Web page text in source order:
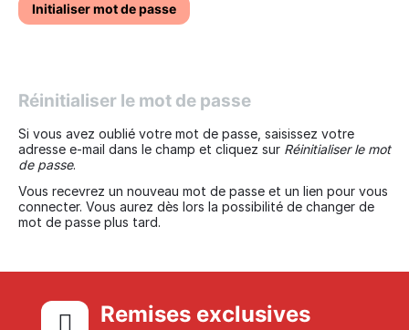
Initialiser mot de passe
Réinitialiser le mot de passe
Si vous avez oublié votre mot de passe, saisissez votre
adresse e-mail dans le champ et cliquez sur Réinitialiser le mot
de passe.
Vous recevrez un nouveau mot de passe et un lien pour vous
connecter. Vous aurez dès lors la possibilité de changer de
mot de passe plus tard.
Remises exclusives